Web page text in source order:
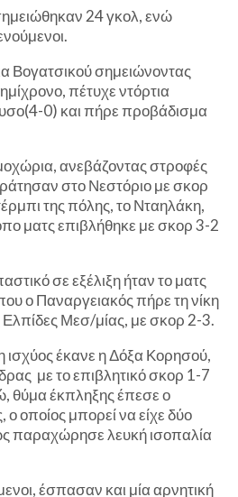
24 γκολ, ενώ
Βογατσικού σημειώνοντας
πέτυχε ντόρτια
0) και πήρε προβάδισμα
ανεβάζοντας στροφές
στο Νεστόριο με σκορ
της πόλης, το Νταηλάκη,
ματς επιβλήθηκε με σκορ 3-2
σε εξέλιξη ήταν το ματς
ο Παναργειακός πήρε τη νίκη
Ελπίδες Μεσ/μίας, με σκορ 2-3.
ισχύος έκανε η Δόξα Κορησού,
με το επιβλητικό σκορ 1-7
θύμα έκπληξης έπεσε ο
οποίος μπορεί να είχε δύο
παραχώρησε λευκή ισοπαλία
έσπασαν και μία αρνητική